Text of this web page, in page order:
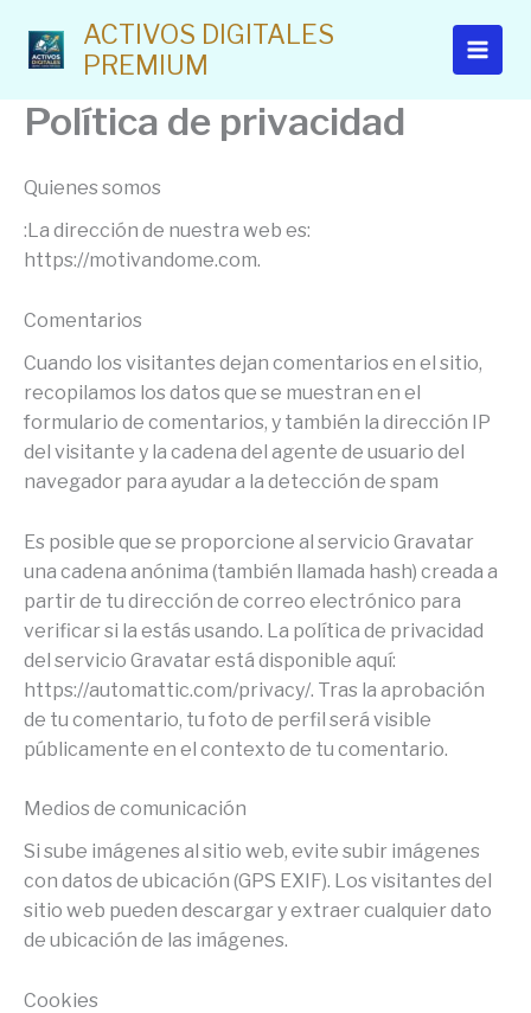
contenido
ACTIVOS DIGITALES
PREMIUM
Política de privacidad
Quienes somos
:La dirección de nuestra web es:
https://motivandome.com.
Comentarios
Cuando los visitantes dejan comentarios en el sitio,
recopilamos los datos que se muestran en el
formulario de comentarios, y también la dirección IP
del visitante y la cadena del agente de usuario del
navegador para ayudar a la detección de spam
Es posible que se proporcione al servicio Gravatar
una cadena anónima (también llamada hash) creada a
partir de tu dirección de correo electrónico para
verificar si la estás usando. La política de privacidad
del servicio Gravatar está disponible aquí:
https://automattic.com/privacy/. Tras la aprobación
de tu comentario, tu foto de perfil será visible
públicamente en el contexto de tu comentario.
Medios de comunicación
Si sube imágenes al sitio web, evite subir imágenes
con datos de ubicación (GPS EXIF). Los visitantes del
sitio web pueden descargar y extraer cualquier dato
de ubicación de las imágenes.
Cookies